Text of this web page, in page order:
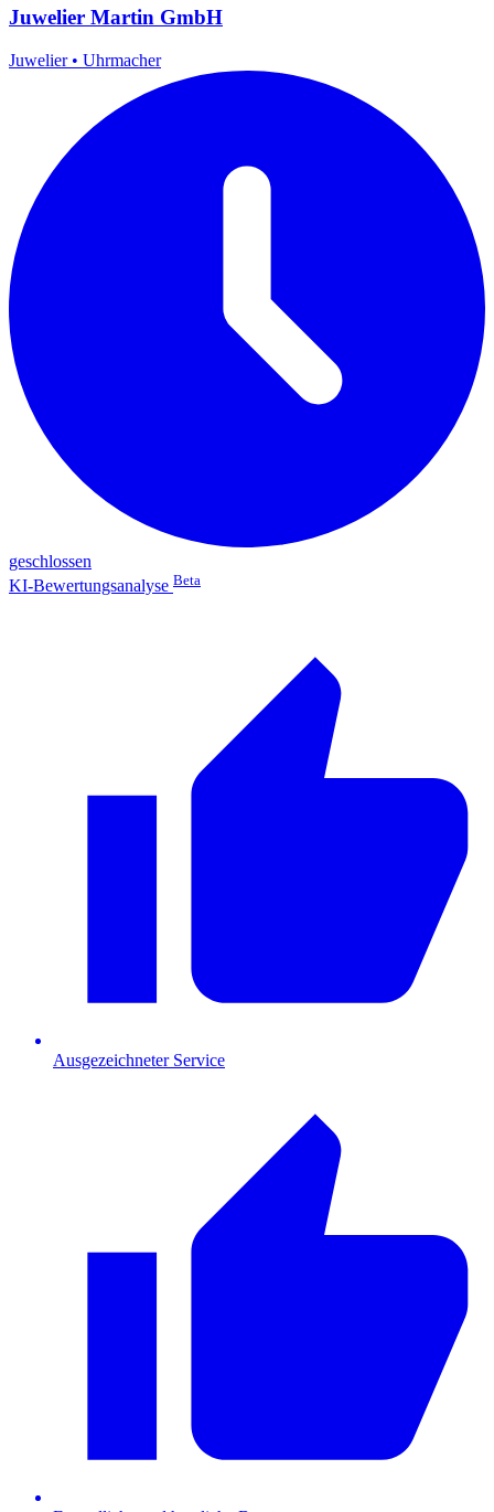
Juwelier Martin GmbH
Juwelier • Uhrmacher
geschlossen
KI-Bewertungsanalyse Beta
Ausgezeichneter Service